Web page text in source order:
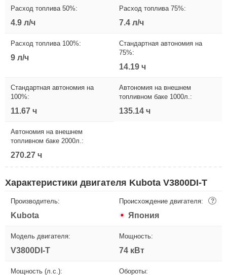
Расход топлива 50%:
4.9 л/ч
Расход топлива 75%:
7.4 л/ч
Расход топлива 100%:
9 л/ч
Стандартная автономия на
75%:
14.19 ч
Стандартная автономия на
100%:
11.67 ч
Автономия на внешнем
топливном баке 1000л.:
135.14 ч
Автономия на внешнем
топливном баке 2000л.:
270.27 ч
Характеристики двигателя Kubota V3800DI-T
Производитель:
Kubota
Происхождение двигателя: ?
Япония
Модель двигателя:
V3800DI-T
Мощность:
74 кВт
Мощность (л.с.): Обороты: